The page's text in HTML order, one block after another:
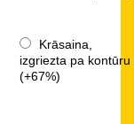
Krāsaina,
izgriezta pa kontūru
(+67%)